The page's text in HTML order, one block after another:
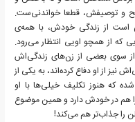
و توصیفش، قطعا خواندنی‌ست.
از زندگی خودش، با همه‌ی
که از همچو اویی انتظار می‌رود.
از سوی بعضی از زن‌های زندگی‌اش
نیز از او دفاع کرده‌اند، به یکی از
که هنوز تکلیف خیلی‌ها با او
در خودش دارد و همین موضوع
را جذاب‌تر هم می‌کند!